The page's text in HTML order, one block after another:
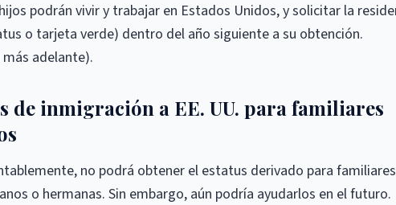
podrán vivir y trabajar en Estados Unidos, y solicitar la
o tarjeta verde) dentro del año siguiente a su obtención.
adelante).
de inmigración a EE. UU. para familiares
no podrá obtener el estatus derivado para familiares
o hermanas. Sin embargo, aún podría ayudarlos en el futuro.